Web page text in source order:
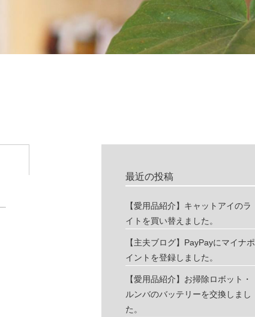
最近の投稿
【愛用品紹介】キャットアイのラ
イトを買い替えました。
【主夫ブログ】PayPayにマイナポ
イントを登録しました。
【愛用品紹介】お掃除ロボット・
ルンバのバッテリーを交換しまし
た。